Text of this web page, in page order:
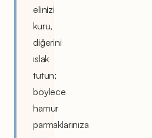
elinizi
kuru,
diğerini
ıslak
tutun;
böylece
hamur
parmaklarınıza